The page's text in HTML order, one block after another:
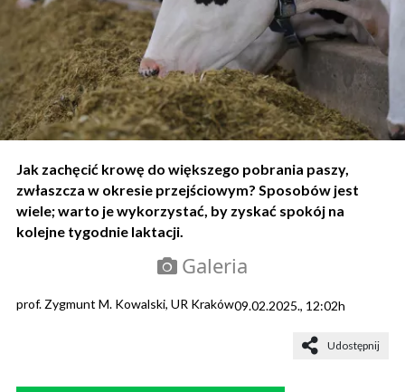
Jak zachęcić krowę do większego pobrania paszy,
zwłaszcza w okresie przejściowym? Sposobów jest
wiele; warto je wykorzystać, by zyskać spokój na
kolejne tygodnie laktacji.
Galeria
prof. Zygmunt M. Kowalski, UR Kraków09.02.2025., 12:02h
Udostępnij